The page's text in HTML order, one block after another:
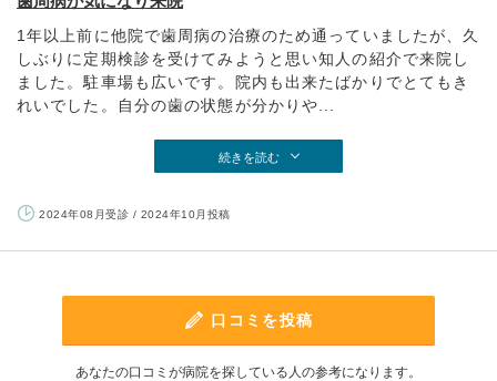
1年以上前に他院で歯周病の治療のため通っていましたが、久
しぶりに定期検診を受けてみようと思い知人の紹介で来院し
ました。駐車場も広いです。院内も出来たばかりでとてもき
れいでした。自分の歯の状態が分かりや...
続きを読む
2024年08月受診 / 2024年10月投稿
口コミを投稿
あなたの口コミが病院を探している人の参考になります。